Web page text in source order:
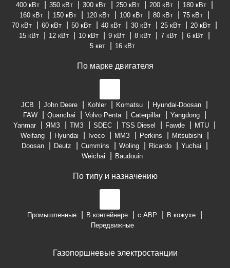
400 кВт
350 кВт 300 кВт 250 кВт 200 кВт
180 кВт
160 кВт
150 кВт 120 кВт 100 кВт 80 кВт
75 кВт
70 кВт
60 кВт 50 кВт 40 кВт 30 кВт 25 кВт
20 кВт
15 кВт
12 кВт 10 кВт 9 кВт 8 кВт 7 кВт
6 кВт
5 квт
16 кВт
По марке двигателя
JCB John Deere Kohler Komatsu
Hyundai-Doosan
FAW
Quanchai Volvo Penta Caterpillar
Yangdong
Yanmar
ЯМЗ ТМЗ SDEC TSS Diesel Fawde
MTU
Weifang
Hyundai Iveco ММЗ Perkins
Mitsubishi
Doosan
Deutz Cummins Woling Ricardo
Yuchai
Weichai
Baudouin
По типу и назначению
Промышленные В контейнере с АВР
В кожухе
Передвижные
Газопоршневые электростанции